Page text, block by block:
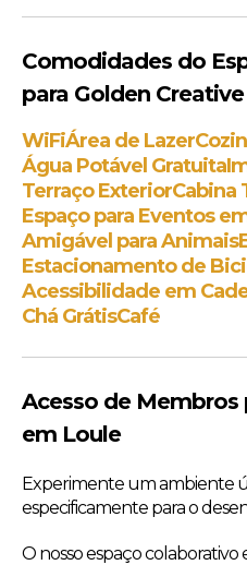
Comodidades do
para Golden
WiFiÁrea de Lazer
Água Potável Gratuita
Terraço ExteriorCabina
Espaço para Eventos
Amigável para Animais
Estacionamento de
Acessibilidade em
Chá GrátisCafé
Acesso de Membros
em Loule
Experimente um ambiente
especificamente para o
O nosso espaço